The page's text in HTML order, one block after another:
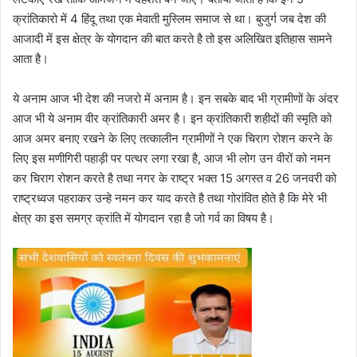
क्रांतिकारो में 4 हिंदू तथा एक मेवाती मुस्लिम समाज से था। बुजुर्ग जब देश की
आजादी में इस क्षेत्र के योगदान की बात करते है तो इस अलिखित इतिहास सामने
आता है।
ये अनाम आज भी देश की नजरो में अनाम है। इन सबके बाद भी ग्रामीणों के अंदर
आज भी ये अनाम वीर क्रांतिकारी अमर है। इन क्रांतिकारी शहीदों की स्मृति को
आज अमर बनाए रखने के लिए तत्कालीन ग्रामीणों ने एक चिराग रोशन करने के
लिए इस मणीगिरी पहाड़ी पर पत्थर लगा रखा है, आज भी लोग उन वीरों को नमन
कर चिराग रोशन करते है तथा नगर के राष्ट्र भक्त 15 अगस्त व 26 जनवरी को
राष्ट्रध्वज पहराकर उन्हे नमन कर याद करते है तथा गोरांवित होते है कि मेरे भी
क्षेत्र का इस समग्र क्रांति में योगदान रहा है जो गर्व का विषय है।